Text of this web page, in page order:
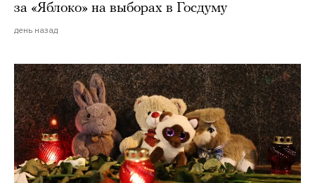
за «Яблоко» на выборах в Госдуму
день назад